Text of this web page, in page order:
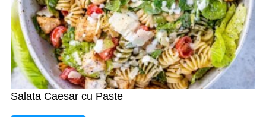
Salata Caesar cu Paste